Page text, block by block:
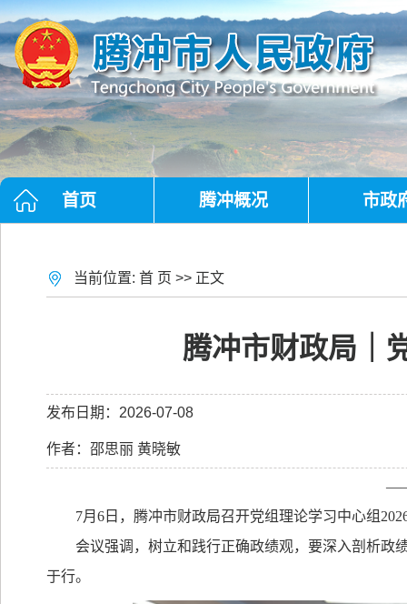
首页 腾冲概况 市政
当前位置: 首 页 >> 正文
腾冲市财政局｜
发布日期：2026-07-08
作者：邵思丽 黄晓敏
——
7月 6 日，腾冲市财政局召开党组理论学习中心组
会议强调，树立和践行正确政绩观，要深入剖析政
于行。